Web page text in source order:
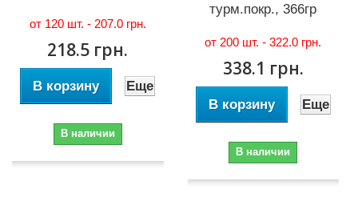
от 120 шт. - 207.0 грн.
218.5 грн.
В корзину Еще
В наличии
турм.покр., 366гр
от 200 шт. -322.0 грн.
338.1 грн.
В корзину Еще
В наличии